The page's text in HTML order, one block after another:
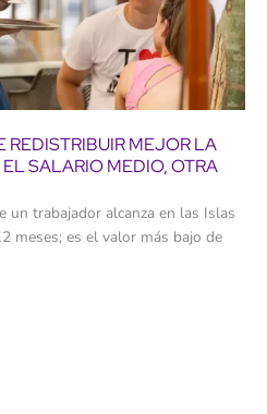
REDISTRIBUIR MEJOR LA
SALARIO MEDIO, OTRA
un trabajador alcanza en las Islas
meses; es el valor más bajo de